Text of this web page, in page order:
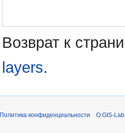
Возврат к
layers.
Политика конфиденциальности О GIS-Lab